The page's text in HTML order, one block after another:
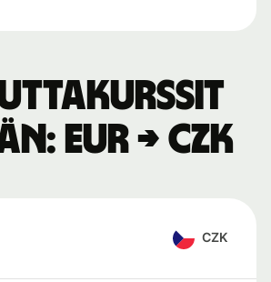
EUR → CZK
CZK